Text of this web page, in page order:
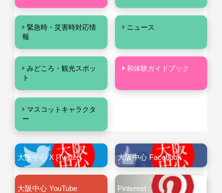
緊急時・災害時対応情
報
ニュース
みどころ・観光スポッ
ト
和体験ガイドブック
マスコットキャラクタ
ー
大阪中心 X [Twitter] 大阪中心 Facebook
大阪中心 YouTube Pinterest